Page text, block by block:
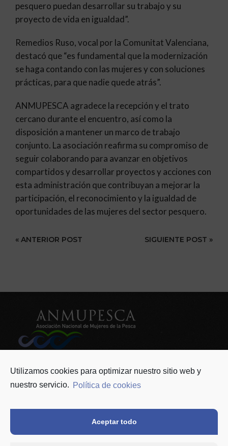
pesquero puedan desarrollar su trabajo y su
proyecto de vida en igualdad”.
Remedios Ruso, vocal por la Comunitat Valenciana,
destacó que “es fundamental que la modernización
se haga contando con las mujeres y con soluciones
prácticas, para que nadie quede atrás”.
ANMUPESCA agradece la recepción y el trato
cercano durante el encuentro, así como la
disposición a mantener un marco de trabajo
conjunto. La asociación reafirma su compromiso de
seguir colaborando para avanzar en objetivos
compartidos y desarrollar proyectos y acciones con
esta administración que contribuyan a mejorar la
participación, el reconocimiento y la igualdad de
oportunidades de las mujeres del sector pesquero.
« ANTERIOR POST SIGUIENTE POST »
info@anmupesca.org
624 822 826
Contacto
Noticias
Política de privacidad y Protección de datos
Política de cookies (UE)
Utilizamos cookies para optimizar nuestro sitio web y
nuestro servicio. Política de cookies
Aceptar todo